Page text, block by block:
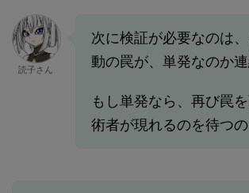
読子さん
次に検証が必要なのは
動の罠が、単発なのか連
もし単発なら、再び罠
術者が現れるのを待つの